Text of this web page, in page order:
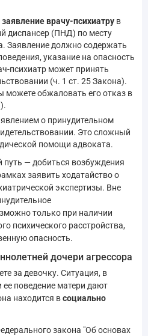
врачу-психиатру в
диспансер (ПНД) по месту
Заявление должно содержать
указание на опасность
психиатр может принять
(ч. 1 ст. 25 Закона).
можете обжаловать его отказ в
о принудительном
Это сложный
помощи адвоката.
— добиться возбуждения
заявить ходатайство о
экспертизы. Вне
только при наличии
психического расстройства,
опасность.
дочери агрессора
за девочку. Ситуация, в
ее поведение матери дают
находится всоциально
закона "Об основах